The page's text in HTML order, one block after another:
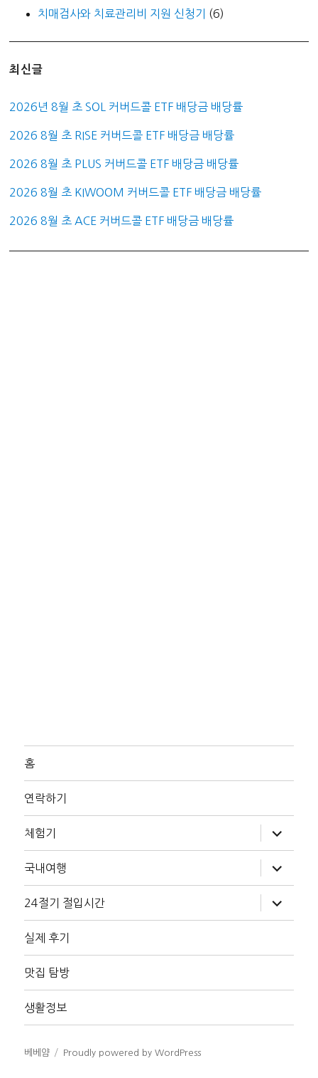
치매검사와 치료관리비 지원 신청기
(6)
최신글
2026년 8월 초 SOL 커버드콜 ETF 배당금 배당률
2026 8월 초 RISE 커버드콜 ETF 배당금 배당률
2026 8월 초 PLUS 커버드콜 ETF 배당금 배당률
2026 8월 초 KIWOOM 커버드콜 ETF 배당금 배당률
2026 8월 초 ACE 커버드콜 ETF 배당금 배당률
홈
연락하기
체험기
위
메
확
장
국내여행
위
메
확
장
24절기 절입시간
위
메
장
실제 후기
맛집 탐방
생활정보
베베얌 Proudly powered by WordPress